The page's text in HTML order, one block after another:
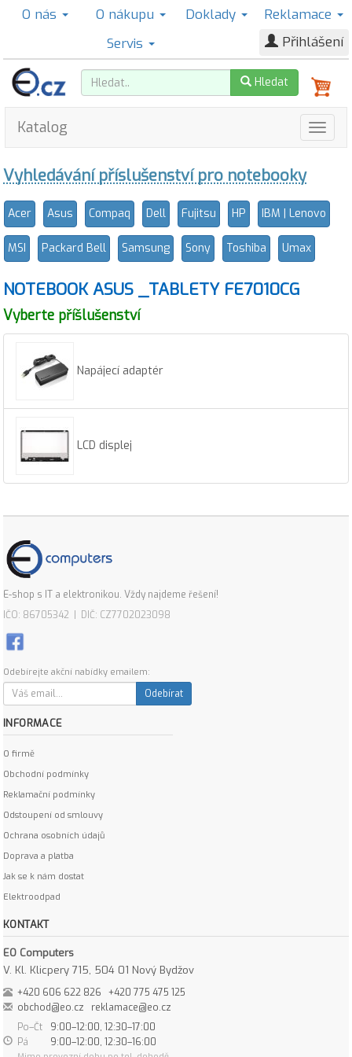
O nás O nákupu Doklady
Reklamace
Servis
Přihlášení
Hledat
Katalog
Vyhledávání příslušenství pro notebooky
Acer Asus Compaq Dell Fujitsu HP IBM | Lenovo
MSI Packard Bell Samsung Sony Toshiba Umax
NOTEBOOK ASUS _TABLETY FE7010CG
Vyberte příšlušenství
Napájecí adaptér
LCD displej
E-shop s IT a elektronikou. Vždy najdeme řešení!
IČO: 86705342 | DIČ: CZ7702023098
Odebírejte akční nabídky emailem:
Odebírat
INFORMACE
O firmě
Obchodní podmínky
Reklamační podmínky
Odstoupení od smlouvy
Ochrana osobních údajů
Doprava a platba
Jak se k nám dostat
Elektroodpad
KONTAKT
EO Computers
V. Kl. Klicpery 715, 504 01 Nový Bydžov
+420 606 622 826
+420 775 475 125
obchod@eo.cz
reklamace@eo.cz
Po–Čt
9:00–12:00, 12:30–17:00
Pá
9:00–12:00, 12:30–16:00